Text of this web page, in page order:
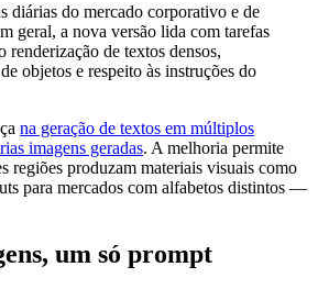
diárias do mercado corporativo e de
geral, a nova versão lida com tarefas
renderização de textos densos,
objetos e respeito às instruções do
na geração de textos em múltiplos
imagens geradas. A melhoria permite
regiões produzam materiais visuais como
para mercados com alfabetos distintos —
um só prompt